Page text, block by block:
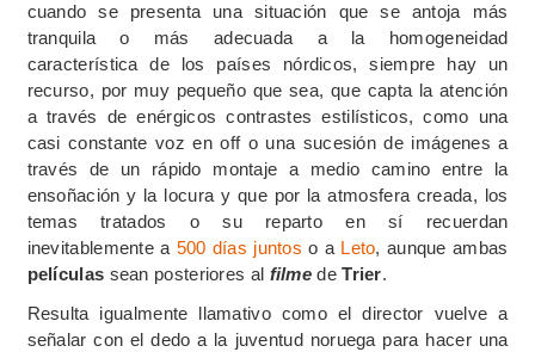
cuando se presenta una situación que se antoja más
tranquila o más adecuada a la homogeneidad
característica de los países nórdicos, siempre hay un
recurso, por muy pequeño que sea, que capta la atención
a través de enérgicos contrastes estilísticos, como una
casi constante voz en off o una sucesión de imágenes a
través de un rápido montaje a medio camino entre la
ensoñación y la locura y que por la atmosfera creada, los
temas tratados o su reparto en sí recuerdan
inevitablemente a 500 días juntos o a Leto, aunque ambas
películas sean posteriores al filme deTrier.
Resulta igualmente llamativo como el director vuelve a
señalar con el dedo a la juventud noruega para hacer una